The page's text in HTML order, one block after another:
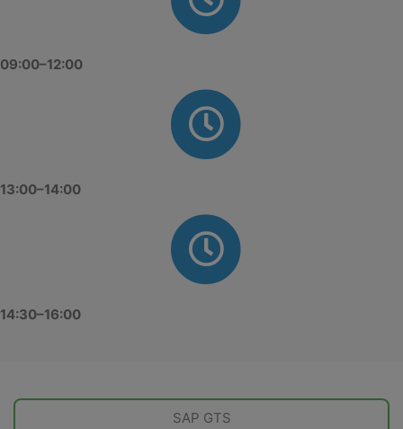
09:00–12:00
13:00–14:00
14:30–16:00
SAP GTS